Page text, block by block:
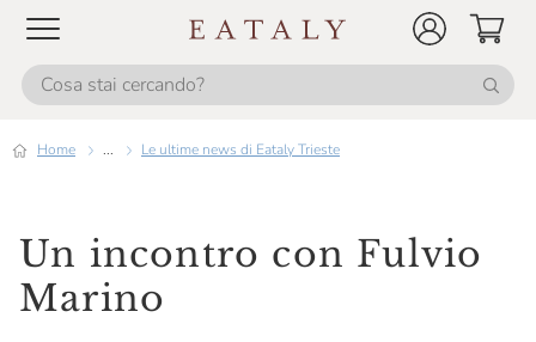
Home ... Le ultime news di Eataly Trieste
Un incontro con Fulvio
Marino